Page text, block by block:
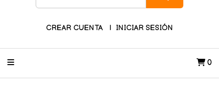
CREAR CUENTA INICIAR SESIÓN
0